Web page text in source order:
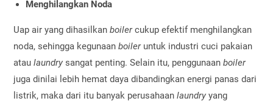
Menghilangkan Noda
Uap air yang dihasilkanboilercukup efektif menghilangkan
noda, sehingga kegunaanboiler untuk industri cuci pakaian
ataulaundry sangat penting. Selain itu, penggunaanboiler
juga dinilai lebih hemat daya dibandingkan energi panas dari
listrik, maka dari itu banyak perusahaanlaundry yang